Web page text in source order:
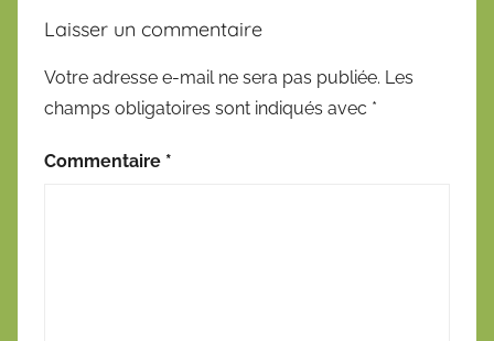
Laisser un commentaire
Votre adresse e-mail ne sera pas publiée. Les
champs obligatoires sont indiqués avec *
Commentaire *